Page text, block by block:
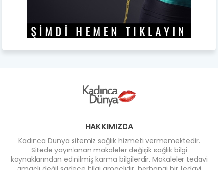
HAKKIMIZDA
Kadınca Dünya sitemiz sağlık hizmeti vermemektedir.
Sitede yayınlanan makaleler değişik sağlık bilgi
kaynaklarından edinilmiş karma bilgilerdir. Makaleler tedavi